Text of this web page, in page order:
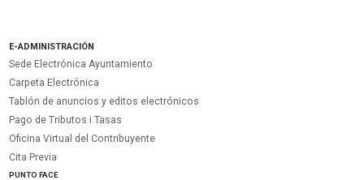
E-ADMINISTRACIÓN
Sede Electrónica Ayuntamiento
Carpeta Electrónica
Tablón de anuncios y editos electrónicos
Pago de Tributos i Tasas
Oficina Virtual del Contribuyente
Cita Previa
PUNTOFACE